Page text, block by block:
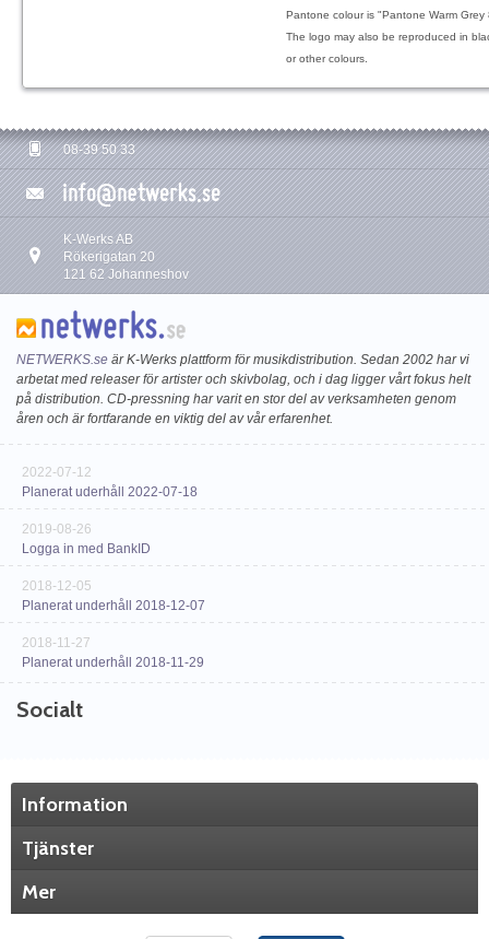
Pantone colour is "Pantone Warm Grey
The logo may also be reproduced in
or other colours.
08-39 50 33
K-Werks AB
Rökerigatan 20
121 62 Johanneshov
NETWERKS.se är K-Werks plattform för musikdistribution. Sedan 2002 har vi
arbetat med releaser för artister och skivbolag, och i dag ligger vårt fokus helt
på distribution. CD-pressning har varit en stor del av verksamheten genom
åren och är fortfarande en viktig del av vår erfarenhet.
2022-07-12
Planerat uderhåll 2022-07-18
2019-08-26
Logga in med BankID
2018-12-05
Planerat underhåll 2018-12-07
2018-11-27
Planerat underhåll 2018-11-29
Socialt
Information
Tjänster
Mer